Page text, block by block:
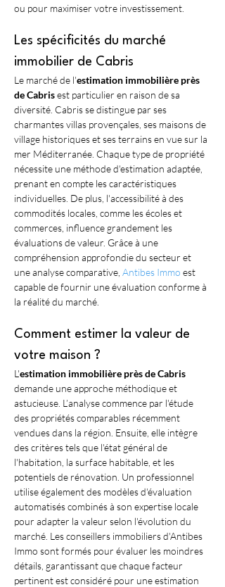
ou pour maximiser votre investissement.
Les spécificités du marché
immobilier de Cabris
Le marché de l'estimation immobilière près
de Cabris est particulier en raison de sa
diversité. Cabris se distingue par ses
charmantes villas provençales, ses maisons de
village historiques et ses terrains en vue sur la
mer Méditerranée. Chaque type de propriété
nécessite une méthode d'estimation adaptée,
prenant en compte les caractéristiques
individuelles. De plus, l'accessibilité à des
commodités locales, comme les écoles et
commerces, influence grandement les
évaluations de valeur. Grâce à une
compréhension approfondie du secteur et
une analyse comparative, Antibes Immo est
capable de fournir une évaluation conforme à
la réalité du marché.
Comment estimer la valeur de
votre maison ?
L'estimation immobilière près de Cabris
demande une approche méthodique et
astucieuse. L’analyse commence par l'étude
des propriétés comparables récemment
vendues dans la région. Ensuite, elle intègre
des critères tels que l'état général de
l'habitation, la surface habitable, et les
potentiels de rénovation. Un professionnel
utilise également des modèles d'évaluation
automatisés combinés à son expertise locale
pour adapter la valeur selon l'évolution du
marché. Les conseillers immobiliers d'Antibes
Immo sont formés pour évaluer les moindres
détails, garantissant que chaque facteur
pertinent est considéré pour une estimation